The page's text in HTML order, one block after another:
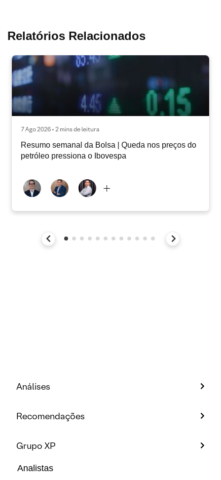
Relatórios Relacionados
7 Ago 2026 • 2 mins de leitura
Resumo semanal da Bolsa | Queda nos preços do
petróleo pressiona o Ibovespa
Análises
Recomendações
Grupo XP
Analistas